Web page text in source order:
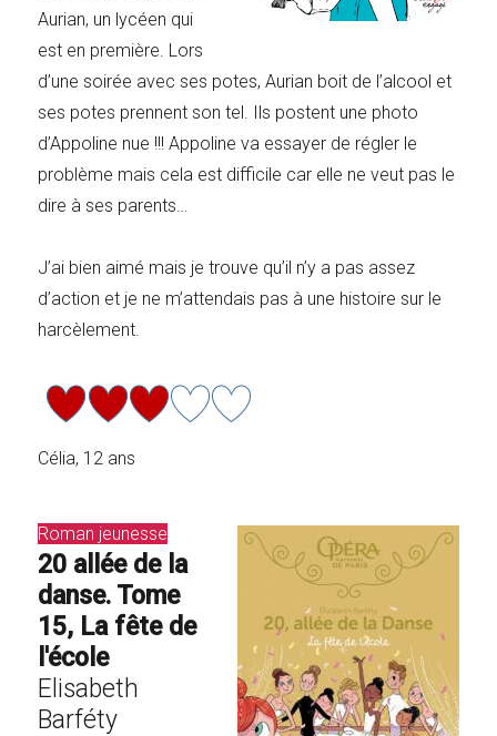
Aurian, un lycéen qui
est en première. Lors
d’une soirée avec ses potes, Aurian boit de l’alcool et
ses potes prennent son tel. Ils postent une photo
d’Appoline nue !!! Appoline va essayer de régler le
problème mais cela est difficile car elle ne veut pas le
dire à ses parents…
J’ai bien aimé mais je trouve qu’il n’y a pas assez
d’action et je ne m’attendais pas à une histoire sur le
harcèlement.
Célia, 12 ans
Roman jeunesse
20 allée de la
danse. Tome
15, La fête de
l'école
Elisabeth
Barféty